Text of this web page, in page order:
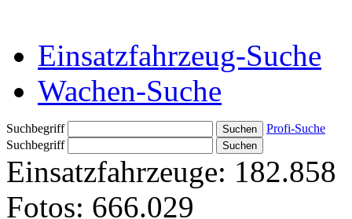
Einsatzfahrzeug-Suche
Wachen-Suche
Suchbegriff
Profi-Suche
Suchbegriff
Einsatzfahrzeuge: 182.858
Fotos: 666.029